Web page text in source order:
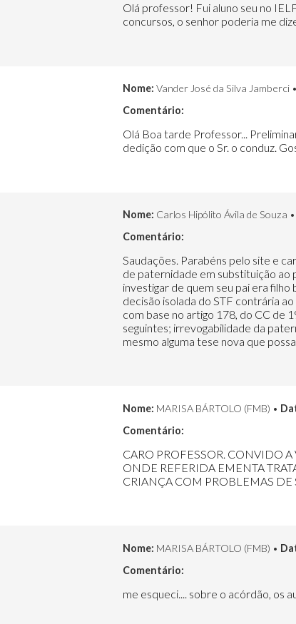
Olá professor! Fui aluno seu no
concursos, o senhor poderia me
Nome: Vander José da Silva Jamberci •
Comentário:
Olá Boa tarde Professor...
dedição com que o Sr. o conduz.
Nome: Carlos Hipólito Ávila de Souza •
Comentário:
Saudações. Parabéns pelo site e
de paternidade em substituição ao
investigar de quem seu pai era
decisão isolada do STF contrária
com base no artigo 178, do CC de
seguintes; irrevogabilidade da
mesmo alguma tese nova que
Nome: MARISA BÁRTOLO (FMB) •
Comentário:
CARO PROFESSOR. CONVIDO
ONDE REFERIDA EMENTA
CRIANÇA COM PROBLEMAS DE
Nome: MARISA BÁRTOLO (FMB) •
Comentário:
me esqueci.... sobre o acórdão, os